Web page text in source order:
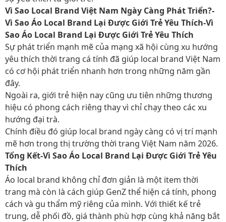
Vì Sao Local Brand Việt Nam Ngày Càng Phát Triển?-
Vì Sao Áo Local Brand Lại Được Giới Trẻ Yêu Thích-Vì
Sao Áo Local Brand Lại Được Giới Trẻ Yêu Thích
Sự phát triển mạnh mẽ của mạng xã hội cùng xu hướng
yêu thích thời trang cá tính đã giúp local brand Việt Nam
có cơ hội phát triển nhanh hơn trong những năm gần
đây.
Ngoài ra, giới trẻ hiện nay cũng ưu tiên những thương
hiệu có phong cách riêng thay vì chỉ chạy theo các xu
hướng đại trà.
Chính điều đó giúp local brand ngày càng có vị trí mạnh
mẽ hơn trong thị trường thời trang Việt Nam năm 2026.
Tổng Kết-Vì Sao Áo Local Brand Lại Được Giới Trẻ Yêu
Thích
Áo local brand không chỉ đơn giản là một item thời
trang mà còn là cách giúp GenZ thể hiện cá tính, phong
cách và gu thẩm mỹ riêng của mình. Với thiết kế trẻ
trung, dễ phối đồ, giá thành phù hợp cùng khả năng bắt